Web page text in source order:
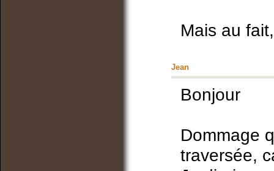
Mais au
Jean
Bonjour
Dommage
traversée,